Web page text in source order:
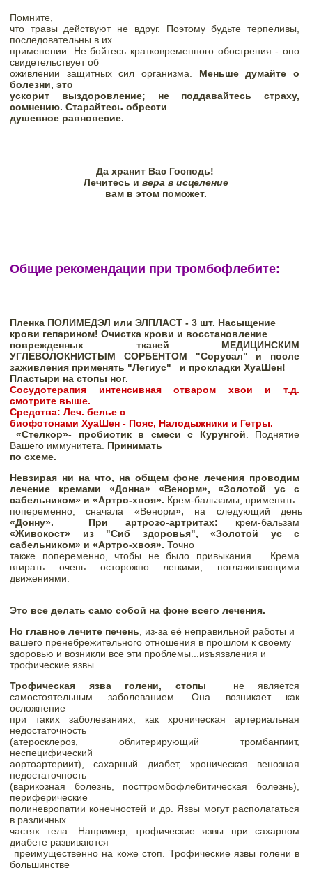
Помните,
что травы действуют не вдруг. Поэтому будьте терпеливы,
последовательны в их
применении. Не бойтесь кратковременного обострения - оно
свидетельствует об
оживлении защитных сил организма. Меньше думайте о
болезни, это
ускорит выздоровление; не поддавайтесь страху,
сомнению. Старайтесь обрести
душевное равновесие.
Да хранит Вас Господь!
Лечитесь и
вам в этом поможет.
Общие рекомендации при тромбофлебите:
Пленка ПОЛИМЕДЭЛ или ЭЛПЛАСТ - 3 шт. Насыщение
крови гепарином! Очистка крови и восстановление
поврежденных тканей МЕДИЦИНСКИМ
УГЛЕВОЛОКНИСТЫМ СОРБЕНТОМ "Сорусал" и после
заживления применять "Легиус"   и прокладки ХуаШен!
Пластыри на стопы ног.
Сосудотерапия интенсивная отваром хвои и т.д.
смотрите выше.
Средства: Леч. белье с
биофотонами ХуаШен - Пояс, Налодыжники и Гетры.
«Стелкор»- пробиотик в смеси с Курунгой. Поднятие
Вашего иммунитета. Принимать
по схеме.
Невзирая ни на что, на общем фоне лечения проводим
лечение кремами «Донна» «Венорм», «Золотой ус с
сабельником» и «Артро-хвоя». Крем-бальзамы, применять
попеременно, сначала «Венорм», на следующий день
«Донну». При артрозо-артритах: крем-бальзам
«Живокост» из "Сиб здоровья", «Золотой ус с
сабельником» и «Артро-хвоя». Точно
также попеременно, чтобы не было привыкания.. Крема
втирать очень осторожно легкими, поглаживающими
движениями.
Это все делать само собой на фоне всего лечения.
Но главное лечите печень, из-за её неправильной работы и
вашего пренебрежительного отношения в прошлом к своему
здоровью и возникли все эти проблемы...изъязвления и
трофические язвы.
Трофическая язва голени, стопы
не является
самостоятельным заболеванием. Она возникает как
осложнение
при таких заболеваниях, как хроническая артериальная
недостаточность
(атеросклероз, облитерирующий тромбангиит,
неспецифический
аортоартериит), сахарный диабет, хроническая венозная
недостаточность
(варикозная болезнь, посттромбофлебитическая болезнь),
периферические
полиневропатии конечностей и др. Язвы могут располагаться
в различных
частях тела. Например, трофические язвы при сахарном
диабете развиваются
большинстве